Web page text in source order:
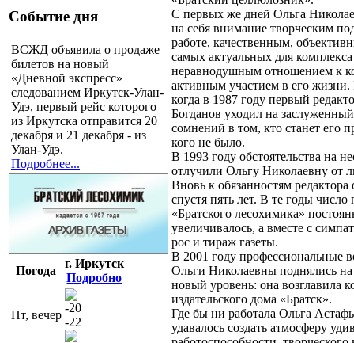
Событие дня
ВСЖД объявила о продаже
билетов на новый
«Дневной экспресс»
следованием Иркутск-Улан-
Удэ, первый рейс которого
из Иркутска отправится 20
декабря и 21 декабря - из
Улан-Удэ.
Подробнее...
Погода
г. Иркутск
Подробно
Пт, вечер
-20
-22
С первых же дней Ольга
на себя внимание творческим
работе, качественным,
самых актуальных для
неравнодушным отношением к
активным участием в его жизни.
когда в 1987 году первый
Богданов уходил на
сомнений в том, кто станет его
кого не было.
В 1993 году обстоятельства на
отлучили Ольгу Николаевну от
Вновь к обязанностям редактора
спустя пять лет. В те годы
«Братского лесохимика»
увеличивалось, а вместе с
рос и тираж газеты.
В 2001 году профессиональные
Ольги Николаевны поднялись на
новый уровень: она возглавила
издательского дома «Братск».
Где бы ни работала Ольга
удавалось создать атмосферу